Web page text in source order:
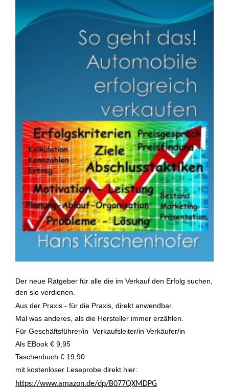
Der neue Ratgeber für alle die im Verkauf den Erfolg suchen,
den sie verdienen.
Aus der Praxis - für die Praxis, direkt anwendbar.
Mal was anderes, als die Hersteller immer erzählen.
Für Geschäftsführer/in Verkaufsleiter/in Verkäufer/in
Als EBook € 9,95
Taschenbuch € 19,90
mit kostenloser Leseprobe direkt hier:
https://www.amazon.de/dp/B077QXMDPG